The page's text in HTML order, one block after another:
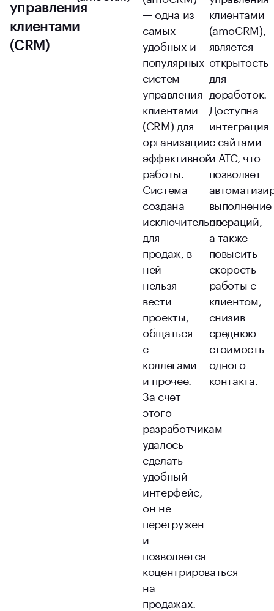
управления
клиентами
(CRM)
— одна из
самых
удобных и
популярных
систем
управления
клиентами
(CRM) для
организации
эффективной
работы.
Система
создана
исключительно
для
продаж, в
ней
нельзя
вести
проекты,
общаться
с
коллегами
и прочее.
За счет
этого
разработчикам
удалось
сделать
удобный
интерфейс,
он не
перегружен
и
позволяется
коцентрироваться
на
продажах.
клиентами
(amoCRM),
является
открытость
для
доработок.
Доступна
интеграция
с сайтами
и АТС, что
позволяет
выполнение
операций,
а также
повысить
скорость
работы с
клиентом,
снизив
среднюю
стоимость
одного
контакта.